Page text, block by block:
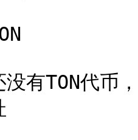
有TON代币